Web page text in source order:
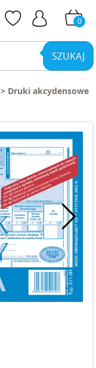
0
SZUKAJ
> Druki akcydensowe